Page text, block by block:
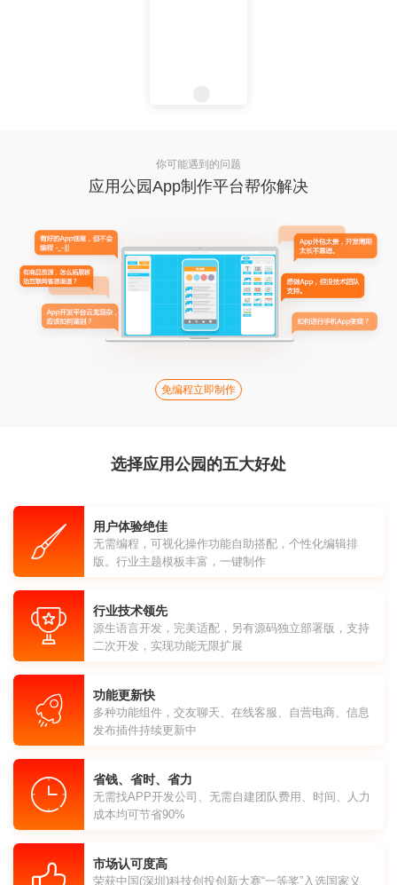
你可能遇到的问题
应用公园App制作平台帮你解决
免编程立即制作
选择应用公园的五大好处
用户体验绝佳
无需编程，可视化操作功能自助搭配，个性化编辑排
版。行业主题模板丰富，一键制作
行业技术领先
源生语言开发，完美适配，另有源码独立部署版，支持
二次开发，实现功能无限扩展
功能更新快
多种功能组件，交友聊天、在线客服、自营电商、信息
发布插件持续更新中
省钱、省时、省力
无需找APP开发公司、无需自建团队费用、时间、人力
成本均可节省90%
市场认可度高
荣获中国(深圳)科技创投创新大赛“一等奖”入选国家义